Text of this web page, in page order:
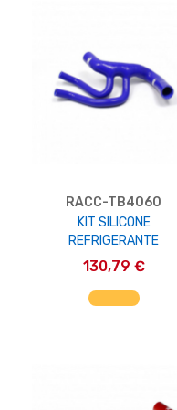
RACC-TB4060
KIT SILICONE
REFRIGERANTE
130,79 €
AGGIUNGI AL CARRELLO